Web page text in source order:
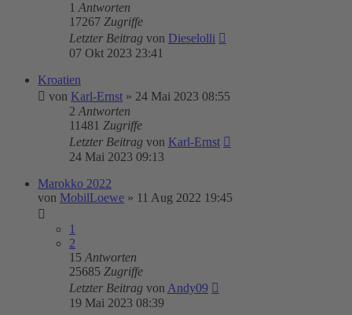
1 Antworten
17267 Zugriffe
Letzter Beitrag von Dieselolli
07 Okt 2023 23:41
Kroatien
von Karl-Ernst » 24 Mai 2023 08:55
2 Antworten
11481 Zugriffe
Letzter Beitrag von Karl-Ernst
24 Mai 2023 09:13
Marokko 2022
von MobilLoewe » 11 Aug 2022 19:45
1
2
15 Antworten
25685 Zugriffe
Letzter Beitrag von Andy09
19 Mai 2023 08:39